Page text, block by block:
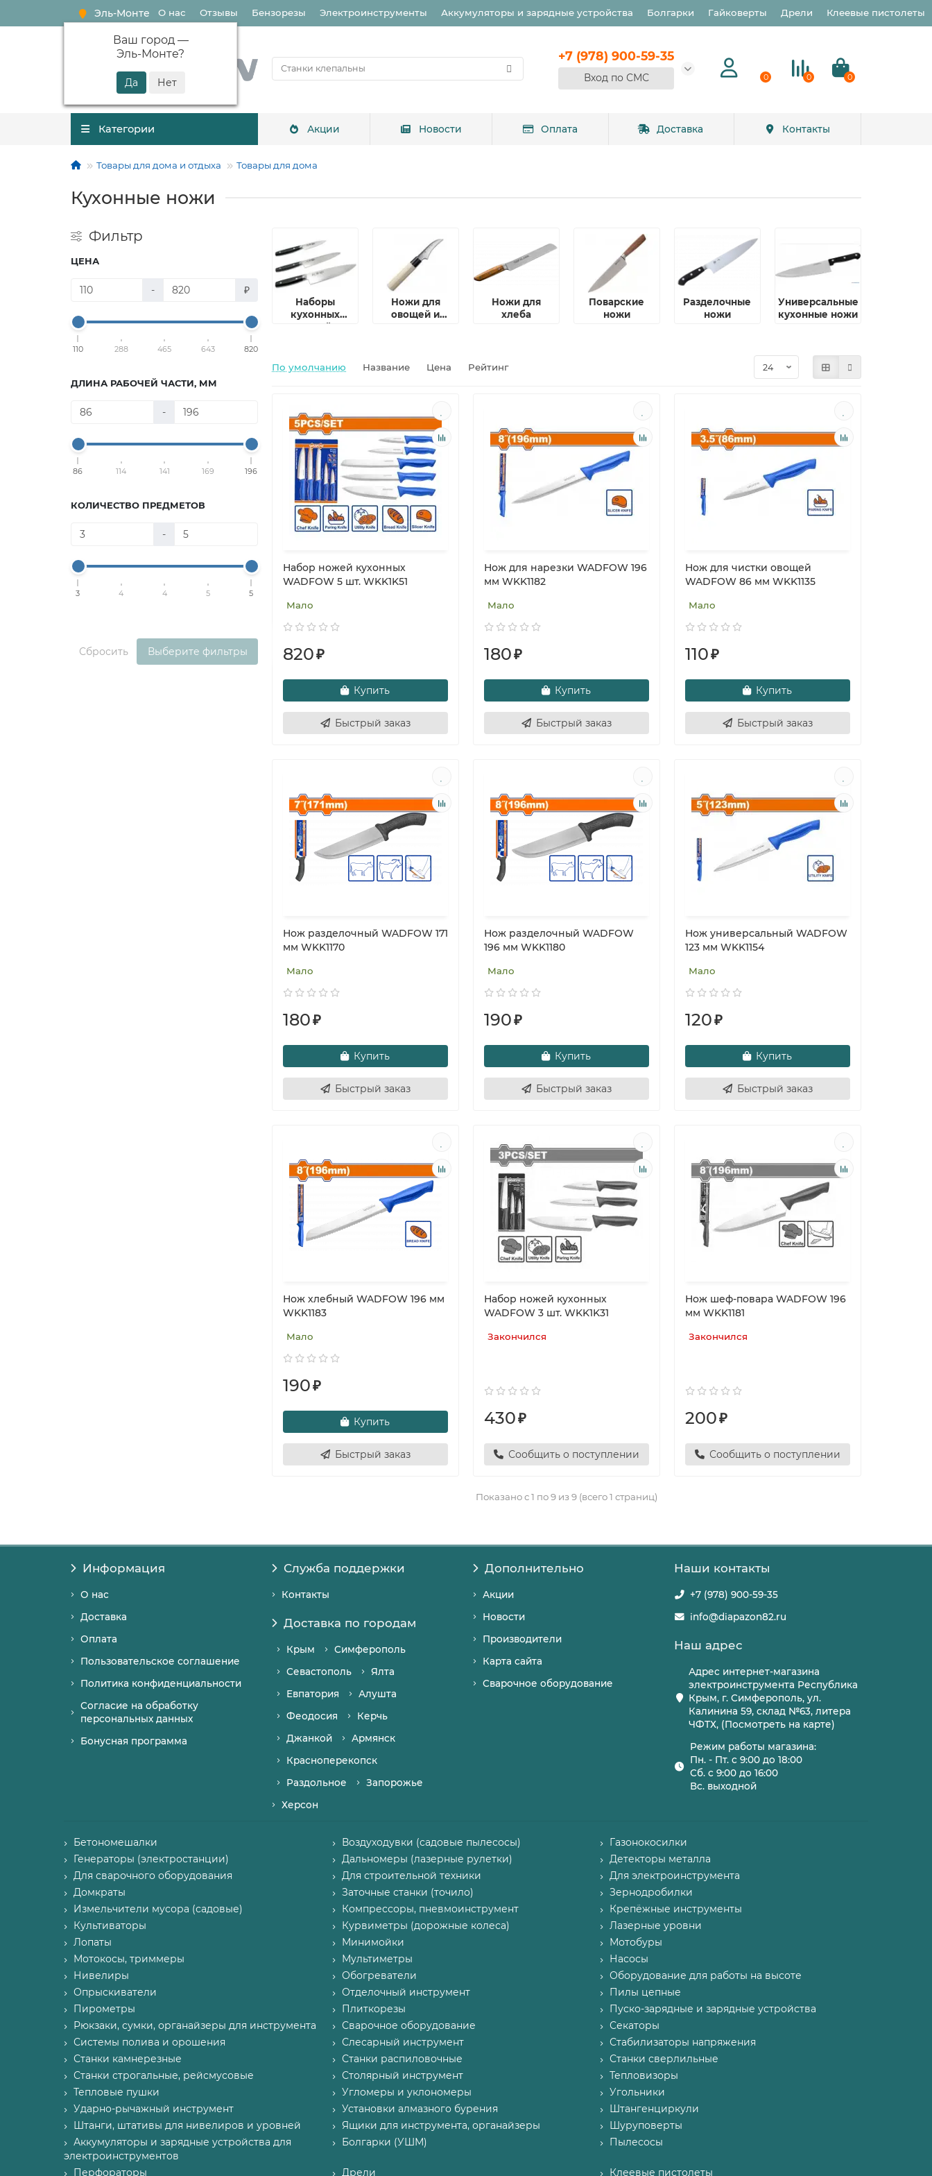
Эль-Монте
Ваш город —
Эль-Монте?
О нас Отзывы Бензорезы Электроинструменты Аккумуляторы и зарядные устройства Болгарки Гайковерты Дрели Клеевые пистолеты
+7 (978) 900-59-35
Вход по СМС 0 0 0
Категории Акции Новости Оплата Доставка Контакты
Товары для дома и отдыха Товары для дома
Кухонные ножи
Фильтр
ЦЕНА
- ₽
110 288 465 643 820
ДЛИНА РАБОЧЕЙ ЧАСТИ, ММ
-
86 114 141 169 196
КОЛИЧЕСТВО ПРЕДМЕТОВ
-
3 4 4 5 5
Сбросить Выберите фильтры
Наборы
кухонных
ножей
Ножи для
овощей и
Ножи для
хлеба
Поварские
ножи
Разделочные
ножи
Универсальные
кухонные ножи
По умолчанию Название Цена Рейтинг
Набор ножей кухонных
WADFOW 5 шт. WKK1K51
Мало
820₽
Купить
Быстрый заказ
Нож для нарезки WADFOW 196
мм WKK1182
Мало
180₽
Купить
Быстрый заказ
Нож для чистки овощей
WADFOW 86 мм WKK1135
Мало
110₽
Купить
Быстрый заказ
Нож разделочный WADFOW 171
мм WKK1170
Мало
180₽
Купить
Быстрый заказ
Нож разделочный WADFOW
196 мм WKK1180
Мало
190₽
Купить
Быстрый заказ
Нож универсальный WADFOW
123 мм WKK1154
Мало
120₽
Купить
Быстрый заказ
Нож хлебный WADFOW 196 мм
WKK1183
Мало
190₽
Купить
Быстрый заказ
Набор ножей кухонных
WADFOW 3 шт. WKK1K31
Закончился
430₽
Сообщить о поступлении
Нож шеф-повара WADFOW 196
мм WKK1181
Закончился
200₽
Сообщить о поступлении
Показано с 1 по 9 из 9 (всего 1 страниц)
Информация
О нас
Доставка
Оплата
Пользовательское соглашение
Политика конфиденциальности
Согласие на обработку
персональных данных
Бонусная программа
Служба поддержки
Контакты
Доставка по городам
Крым
Симферополь
Севастополь
Ялта
Евпатория
Алушта
Феодосия
Керчь
Джанкой
Армянск
Красноперекопск
Раздольное
Запорожье
Херсон
Дополнительно
Акции
Новости
Производители
Карта сайта
Сварочное оборудование
Наши контакты
+7 (978) 900-59-35
info@diapazon82.ru
Наш адрес
Адрес интернет-магазина
электроинструмента Республика
Крым, г. Симферополь, ул.
Калинина 59, склад №63, литера
ЧФТХ, (Посмотреть на карте)
Режим работы магазина:
Пн. - Пт. с 9:00 до 18:00
Сб. с 9:00 до 16:00
Вс. выходной
Бетономешалки Воздуходувки (садовые пылесосы)
Газонокосилки
Генераторы (электростанции)
Дальномеры (лазерные рулетки)
Детекторы металла
Для сварочного оборудования
Для строительной техники
Для электроинструмента
Домкраты
Заточные станки (точило)
Зернодробилки
Измельчители мусора (садовые)
Компрессоры, пневмоинструмент
Крепёжные инструменты
Культиваторы
Курвиметры (дорожные колеса)
Лазерные уровни
Лопаты
Минимойки
Мотобуры
Мотокосы, триммеры
Мультиметры
Насосы
Нивелиры
Обогреватели
Оборудование для работы на высоте
Опрыскиватели
Отделочный инструмент
Пилы цепные
Пирометры
Плиткорезы
Пуско-зарядные и зарядные устройства
Рюкзаки, сумки, органайзеры для инструмента
Сварочное оборудование
Секаторы
Системы полива и орошения
Слесарный инструмент
Стабилизаторы напряжения
Станки камнерезные
Станки распиловочные
Станки сверлильные
Станки строгальные, рейсмусовые
Столярный инструмент
Тепловизоры
Тепловые пушки
Угломеры и уклономеры
Угольники
Ударно-рычажный инструмент
Установки алмазного бурения
Штангенциркули
Штанги, штативы для нивелиров и уровней
Ящики для инструмента, органайзеры
Шуруповерты
Аккумуляторы и зарядные устройства для
электроинструментов
Болгарки (УШМ) Пылесосы
Перфораторы Дрели Клеевые пистолеты